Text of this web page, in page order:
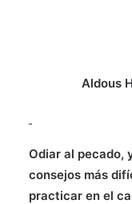
Aldous
Odiar al pecado,
consejos más
practicar en el